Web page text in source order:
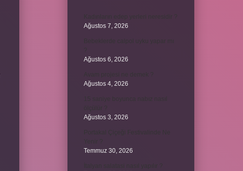
Ağustos 7, 2026
Ağustos 6, 2026
Ağustos 4, 2026
Ağustos 3, 2026
Temmuz 30, 2026